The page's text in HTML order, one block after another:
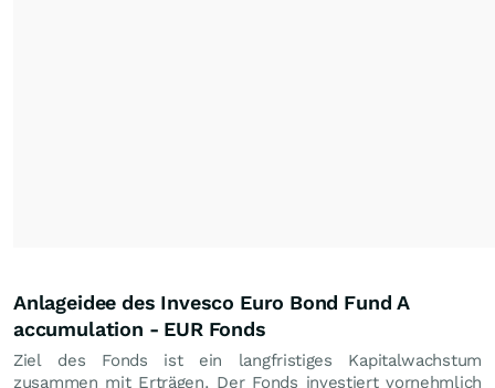
Anlageidee des Invesco Euro Bond Fund A
accumulation - EUR Fonds
Ziel des Fonds ist ein langfristiges Kapitalwachstum
zusammen mit Erträgen. Der Fonds investiert vornehmlich